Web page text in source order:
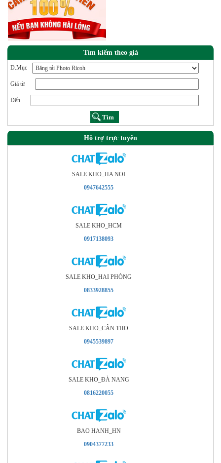
Tìm kiếm theo giá
D.Mục
Giá từ
Đến
Hỗ trợ trực tuyến
SALE KHO_HA NOI
0947642555
SALE KHO_HCM
0917138093
SALE KHO_HAI PHÒNG
0833928855
SALE KHO_CÂN THO
0945539897
SALE KHO_ÐÀ NANG
0816220055
BAO HANH_HN
0904377233